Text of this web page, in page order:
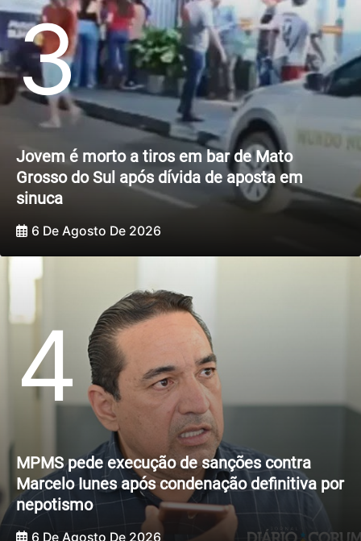
3
Jovem é morto a tiros em bar de Mato
Grosso do Sul após dívida de aposta em
sinuca
6 De Agosto De 2026
4
MPMS pede execução de sanções contra
Marcelo Iunes após condenação definitiva por
nepotismo
6 De Agosto De 2026